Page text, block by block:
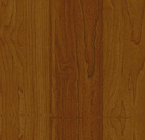
Wieder einmal war der
Künstler gaben ihr Bestes und
konnte Alex
Außerdem konnte ein weiterer
Alex bedankt sich bei allen die
Bis zum nächsten Jahr!